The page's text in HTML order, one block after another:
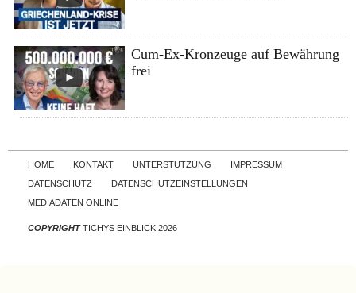
Cum-Ex-Kronzeuge auf Bewährung
frei
Skip to content
HOME KONTAKT UNTERSTÜTZUNG
IMPRESSUM
DATENSCHUTZ
DATENSCHUTZEINSTELLUNGEN
MEDIADATEN ONLINE
COPYRIGHTTICHYS EINBLICK 2026